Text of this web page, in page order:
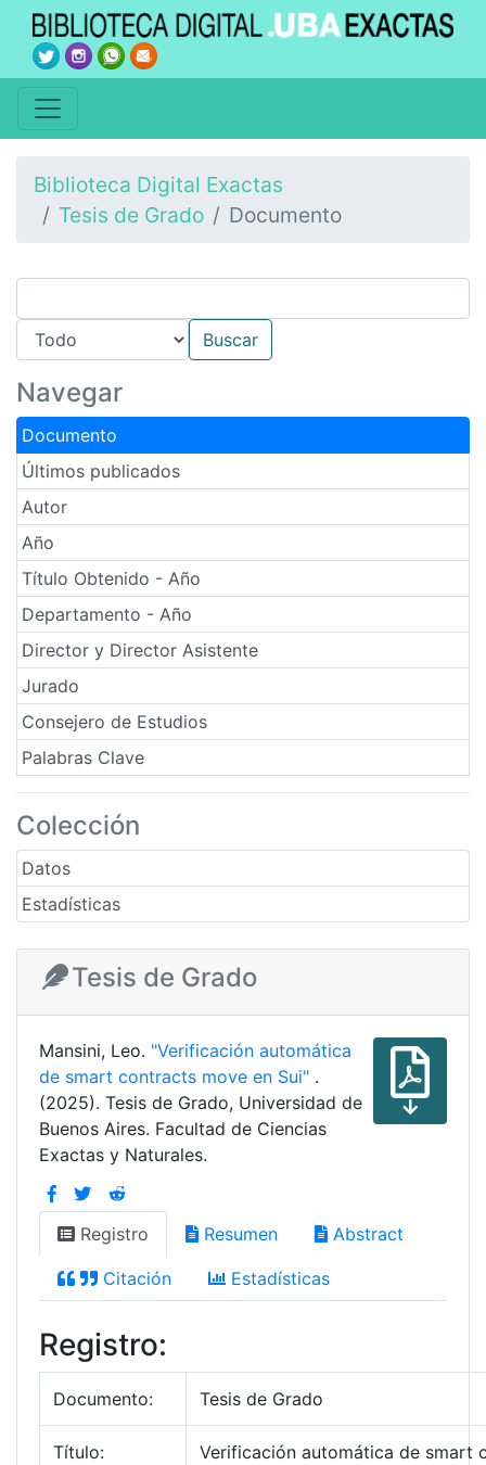
Biblioteca Digital Exactas
Tesis de Grado
Documento
Navegar
Documento
Últimos publicados
Autor
Año
Título Obtenido - Año
Departamento - Año
Director y Director Asistente
Jurado
Consejero de Estudios
Palabras Clave
Colección
Datos
Estadísticas
Tesis de Grado
Mansini, Leo. "Verificación automática
de smart contracts move en Sui" .
(2025). Tesis de Grado, Universidad de
Buenos Aires. Facultad de Ciencias
Exactas y Naturales.
Registro Resumen Abstract
Citación Estadísticas
Registro:
Documento: Tesis de Grado
Título: Verificación automática de smart